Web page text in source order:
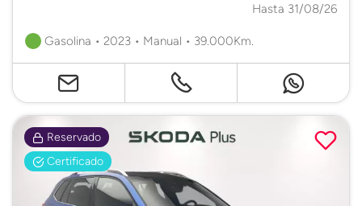
Hasta 31/08/26
Gasolina • 2023 • Manual • 39.000Km.
Reservado
Certificado